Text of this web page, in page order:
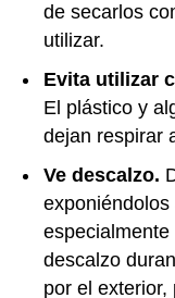
de secarlos
utilizar.
Evita utilizar
El plástico y
dejan respirar
Ve descalzo.
descalzo
por el